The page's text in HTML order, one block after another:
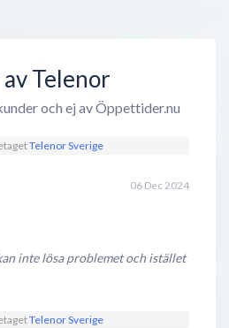
Telenor
och ej av Öppettider.nu
Telenor Sverige
06 Dec 2024
inte lösa problemet och istället
Telenor Sverige